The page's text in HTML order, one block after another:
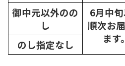
御中元以外のの
し
6月中
順次お
ます。
のし指定なし